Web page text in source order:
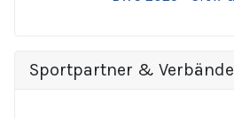
Sportpartner & Verbände